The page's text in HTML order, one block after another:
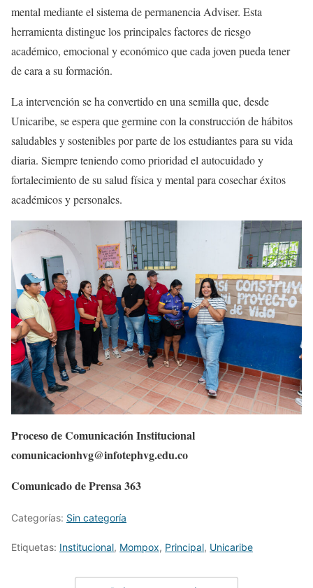
mental mediante el sistema de permanencia Adviser. Esta
herramienta distingue los principales factores de riesgo
académico, emocional y económico que cada joven pueda tener
de cara a su formación.
La intervención se ha convertido en una semilla que, desde
Unicaribe, se espera que germine con la construcción de hábitos
saludables y sostenibles por parte de los estudiantes para su vida
diaria. Siempre teniendo como prioridad el autocuidado y
fortalecimiento de su salud física y mental para cosechar éxitos
académicos y personales.
Proceso de Comunicación Institucional
comunicacionhvg@infotephvg.edu.co
Comunicado de Prensa 363
Categorías: Sin categoría
Etiquetas: Institucional, Mompox, Principal, Unicaribe